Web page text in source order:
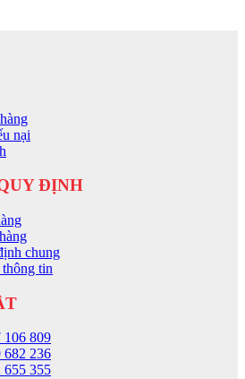
nại
ĐỊNH
chung
tin
106 809
682 236
655 355